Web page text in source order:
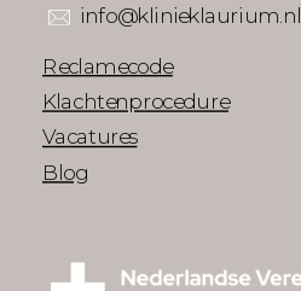
Reclamecode
Klachtenprocedure
Vacatures
Blog
info@klinieklaurium.nl